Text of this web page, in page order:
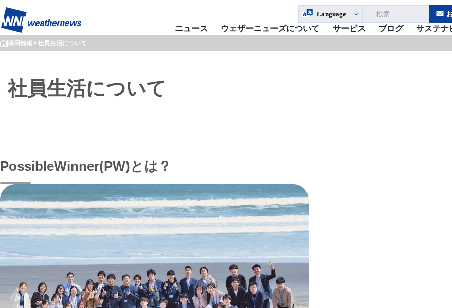
Language
ニュース ウェザーニューズについて サービス ブログ サステナ
採用情報 社員生活について
社員生活について
PossibleWinner(PW)とは？